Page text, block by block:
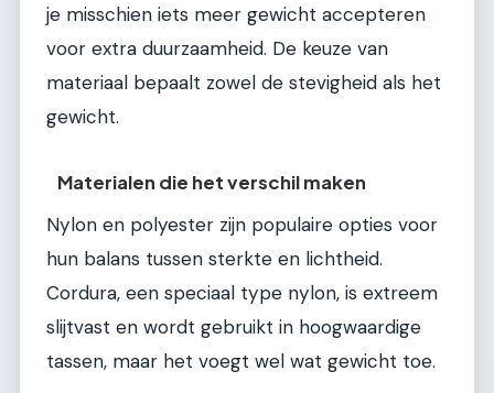
je misschien iets meer gewicht accepteren
voor extra duurzaamheid. De keuze van
materiaal bepaalt zowel de stevigheid als het
gewicht.
Materialen die het verschil maken
Nylon en polyester zijn populaire opties voor
hun balans tussen sterkte en lichtheid.
Cordura, een speciaal type nylon, is extreem
slijtvast en wordt gebruikt in hoogwaardige
tassen, maar het voegt wel wat gewicht toe.